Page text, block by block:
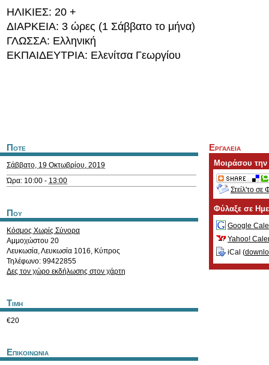
ΗΛΙΚΙΕΣ: 20 +
ΔΙΑΡΚΕΙΑ: 3 ώρες (1 Σάββατο το μήνα)
ΓΛΩΣΣΑ: Ελληνική
ΕΚΠΑΙΔΕΥΤΡΙΑ: Ελενίτσα Γεωργίου
Ποτε
Σάββατο, 19 Οκτωβρίου, 2019
Ώρα: 10:00 - 13:00
Που
Κόσμος Χωρίς Σύνορα
Αμμοχώστου 20
Λευκωσία,Λευκωσία 1016, Κύπρος
Τηλέφωνο: 99422855
Δες τον χώρο εκδήλωσης στον χάρτη
Τιμη
€20
Επικοινωνια
Εργαλεια
Μοιράσου
Στείλ'το σε
Φύλαξε σε
Google
Yahoo!
iCal (